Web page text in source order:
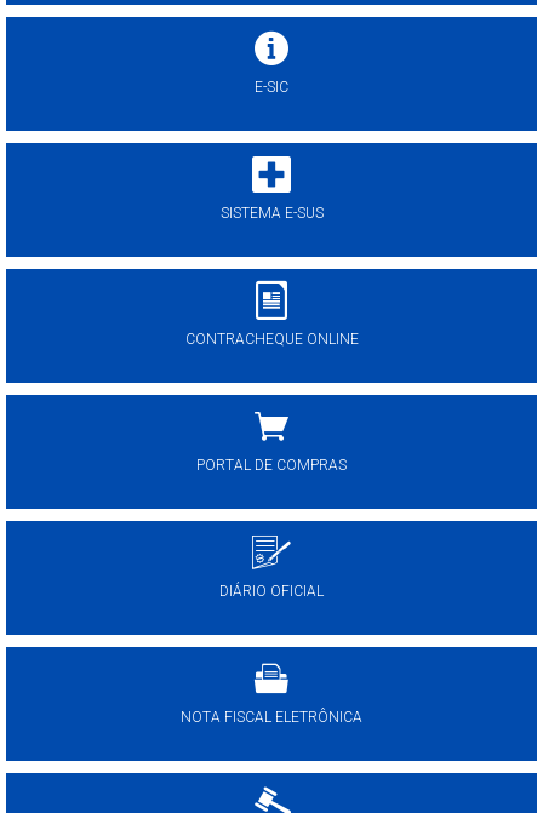
E-SIC
SISTEMA E-SUS
CONTRACHEQUE ONLINE
PORTAL DE COMPRAS
DIÁRIO OFICIAL
NOTA FISCAL ELETRÔNICA